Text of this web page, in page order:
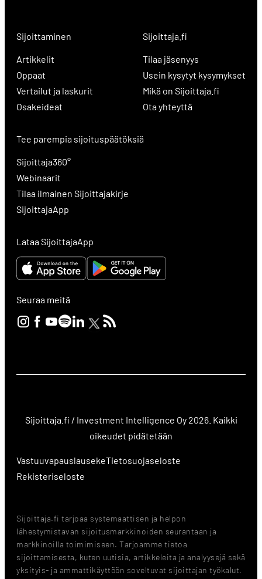
Sijoittaminen
Artikkelit
Oppaat
Vertailut ja laskurit
Osakeideat
Sijoittaja.fi
Tilaa jäsenyys
Usein kysytyt kysymykset
Mikä on Sijoittaja.fi
Ota yhteyttä
Tee parempia sijoituspäätöksiä
Sijoittaja360°
Webinaarit
Tilaa ilmainen Sijoittajakirje
SijoittajaApp
Lataa SijoittajaApp
Seuraa meitä
Sijoittaja.fi / Investment Intelligence Oy 2026. Kaikki
oikeudet pidätetään
VastuuvapauslausekeTietosuojaseloste
Rekisteriseloste
Sijoittaja.fi tarjoaa systemaattisen ja helpon
lähestymistavan sijoitusmarkkinoiden seurantaan ja
markkinoilla toimimiseen. Tarjoamme tietoa
sijoittamisesta, kuten uutisia, artikkeleita ja analyysejä sekä
yksityis- ja ammattikäyttöön soveltuvat sijoittajan työkalut.